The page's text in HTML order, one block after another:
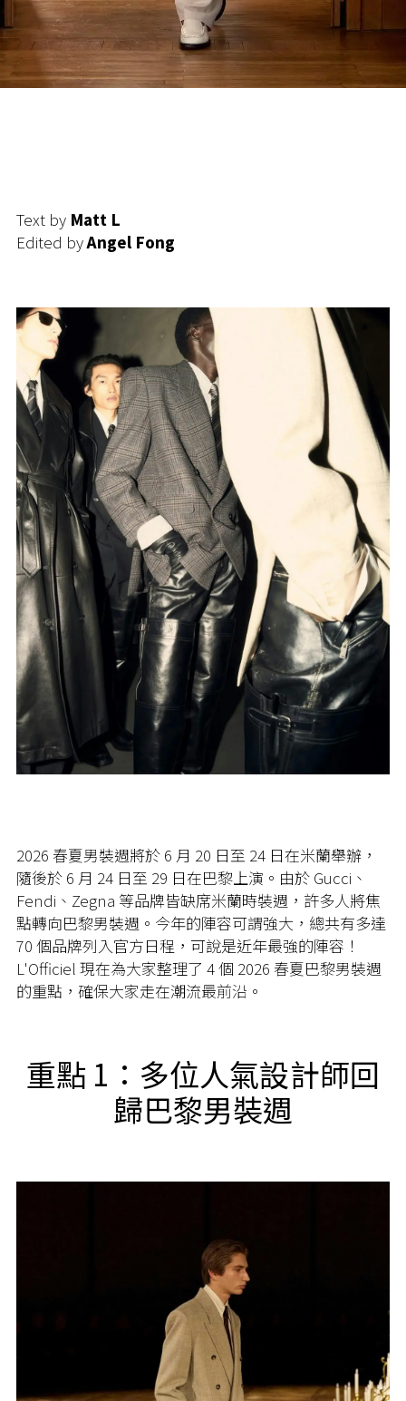
Text by Matt L
Edited byAngel Fong
2026 春夏男裝週將於 6 月 20 日至 24 日在米蘭舉辦，
隨後於 6 月 24 日至 29 日在巴黎上演。由於 Gucci、
Fendi、Zegna 等品牌皆缺席米蘭時裝週，許多人將焦
點轉向巴黎男裝週。今年的陣容可謂強大，總共有多達
70 個品牌列入官方日程，可說是近年最強的陣容！
L'Officiel 現在為大家整理了 4 個 2026 春夏巴黎男裝週
的重點，確保大家走在潮流最前沿。
重點 1：多位人氣設計師回
歸巴黎男裝週